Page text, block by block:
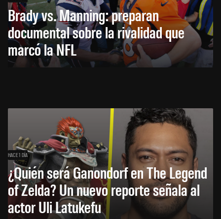
Brady vs. Manning: preparan
documental sobre la rivalidad que
marcó la NFL
HACE 1 DÍA
¿Quién será Ganondorf en The Legend
of Zelda? Un nuevo reporte señala al
actor Uli Latukefu